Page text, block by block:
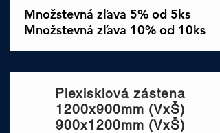
Množstevná zľava 5% od 5ks
Množstevná zľava 10% od 10ks
Plexisklová zástena
1200x900mm (VxŠ)
900x1200mm (VxŠ)